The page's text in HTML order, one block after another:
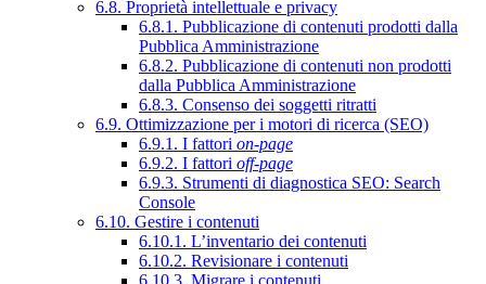
6.8. Proprietà intellettuale e privacy
6.8.1. Pubblicazione di contenuti prodotti dalla
Pubblica Amministrazione
6.8.2. Pubblicazione di contenuti non prodotti
dalla Pubblica Amministrazione
6.8.3. Consenso dei soggetti ritratti
6.9. Ottimizzazione per i motori di ricerca (SEO)
6.9.1. I fattori on-page
6.9.2. I fattori off-page
6.9.3. Strumenti di diagnostica SEO: Search
Console
6.10. Gestire i contenuti
6.10.1. L’inventario dei contenuti
6.10.2. Revisionare i contenuti
6.10.3. Migrare i contenuti